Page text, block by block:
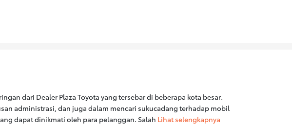
dari Dealer Plaza Toyota yang tersebar di beberapa kota besar.
administrasi, dan juga dalam mencari sukucadang terhadap mobil
dapat dinikmati oleh para pelanggan. Salah Lihat selengkapnya